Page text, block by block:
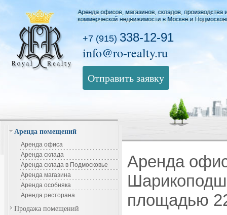
+7 (915) 338-12-91
info@ro-realty.ru
Отправить заявку
Аренда помещений
Аренда офиса
Аренда склада
Аренда склада в Подмосковье
Аренда магазина
Аренда особняка
Аренда ресторана
Продажа помещений
Аренда
площадью